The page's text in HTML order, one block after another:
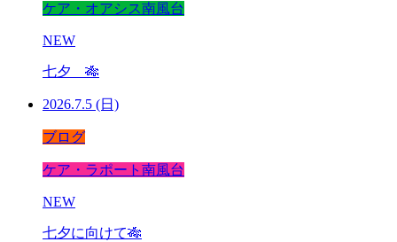
ケア・オアシス南風台
NEW
七夕 🎋
2026.7.5 (日)
ブログ
ケア・ラポート南風台
NEW
七夕に向けて🎋